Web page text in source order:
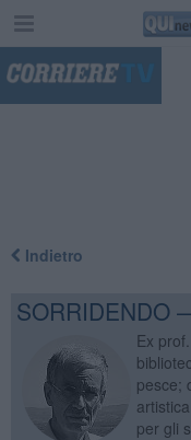
Indietro
SORRIDENDO
Ex
pesce;
per gli